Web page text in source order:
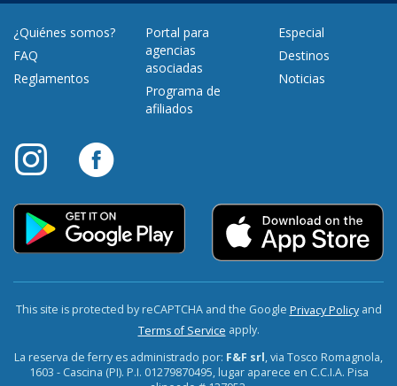
¿Quiénes somos?
FAQ
Reglamentos
Portal para
agencias
asociadas
Programa de
afiliados
Especial
Destinos
Noticias
This site is protected by reCAPTCHA and the Google Privacy Policyand
Terms of Service apply.
La reserva de ferry es administrado por: F&F srl, via Tosco Romagnola,
1603 - Cascina (PI). P.I. 01279870495, lugar aparece en C.C.I.A. Pisa